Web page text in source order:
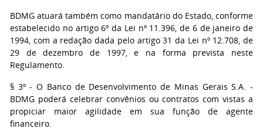
BDMG atuará também como mandatário do Estado, conforme
estabelecido no artigo 6º da Lei nº 11.396, de 6 de janeiro de
1994, com a redação dada pelo artigo 31 da Lei nº 12.708, de
29 de dezembro de 1997, e na forma prevista neste
Regulamento.
§ 3º - O Banco de Desenvolvimento de Minas Gerais S.A. -
BDMG poderá celebrar convênios ou contratos com vistas a
propiciar maior agilidade em sua função de agente
financeiro.